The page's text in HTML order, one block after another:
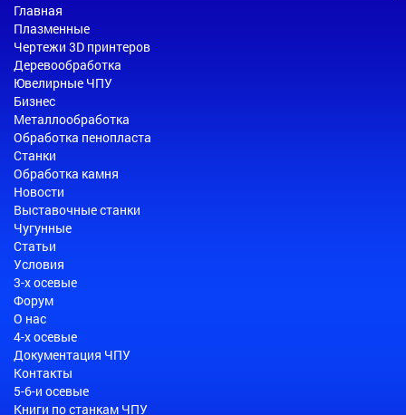
Главная
Плазменные
Чертежи 3D принтеров
Деревообработка
Ювелирные ЧПУ
Бизнес
Металлообработка
Обработка пенопласта
Станки
Обработка камня
Новости
Выставочные станки
Чугунные
Статьи
Условия
3-х осевые
Форум
О нас
4-х осевые
Документация ЧПУ
Контакты
5-6-и осевые
Книги по станкам ЧПУ